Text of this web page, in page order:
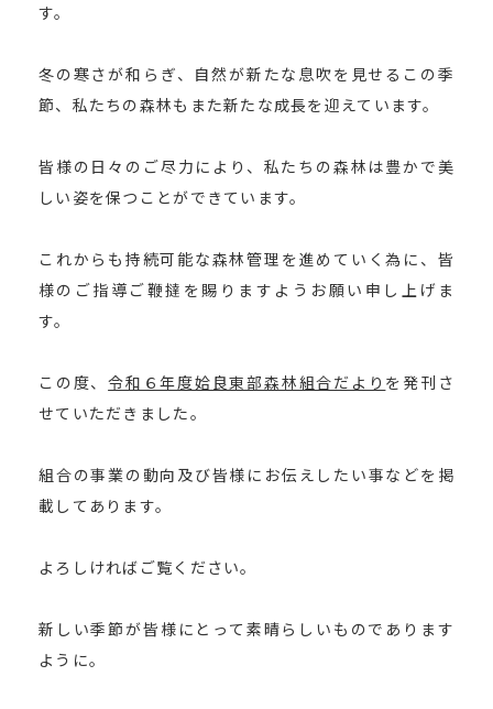
す。
冬の寒さが和らぎ、自然が新たな息吹を見せるこの季
節、私たちの森林もまた新たな成長を迎えています。
皆様の日々のご尽力により、私たちの森林は豊かで美
しい姿を保つことができています。
これからも持続可能な森林管理を進めていく為に、皆
様のご指導ご鞭撻を賜りますようお願い申し上げま
す。
この度、令和６年度姶良東部森林組合だより を発刊さ
せていただきました。
組合の事業の動向及び皆様にお伝えしたい事などを掲
載してあります。
よろしければご覧ください。
新しい季節が皆様にとって素晴らしいものであります
ように。